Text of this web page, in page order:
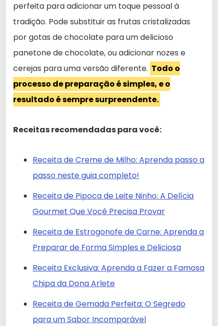
perfeita para adicionar um toque pessoal à
tradição. Pode substituir as frutas cristalizadas
por gotas de chocolate para um delicioso
panetone de chocolate, ou adicionar nozes e
cerejas para uma versão diferente. Todo o
processo de preparação é simples, e o
resultado é sempre surpreendente.
Receitas recomendadas para você:
Receita de Creme de Milho: Aprenda passo a
passo neste guia completo!
Receita de Pipoca de Leite Ninho: A Delícia
Gourmet Que Você Precisa Provar
Receita de Estrogonofe de Carne: Aprenda a
Preparar de Forma Simples e Deliciosa
Receita Exclusiva: Aprenda a Fazer a Famosa
Chipa da Dona Arlete
Receita de Gemada Perfeita: O Segredo
para um Sabor Incomparável